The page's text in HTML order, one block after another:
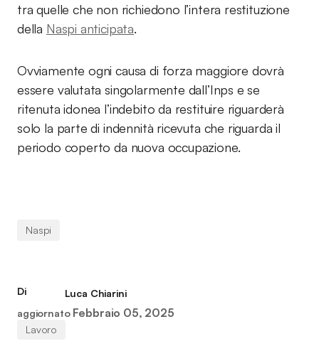
tra quelle che non richiedono l’intera restituzione
della Naspi anticipata.
Ovviamente ogni causa di forza maggiore dovrà
essere valutata singolarmente dall’Inps e se
ritenuta idonea l’indebito da restituire riguarderà
solo la parte di indennità ricevuta che riguarda il
periodo coperto da nuova occupazione.
Naspi
Di
Luca Chiarini
aggiornato Febbraio 05, 2025
Lavoro